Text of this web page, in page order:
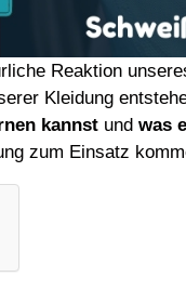
Reaktion
Kleidung
kannst und was
zum Einsatz